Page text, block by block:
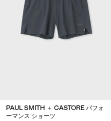
PAUL SMITH ＋ CASTORE パフォ
ーマンス ショーツ